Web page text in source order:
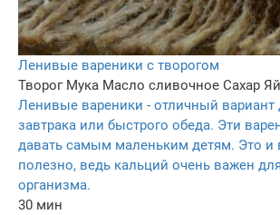
Ленивые вареники с творогом
Творог Мука Масло сливочное Сахар
Ленивые вареники - отличный вариант
завтрака или быстрого обеда. Эти
давать самым маленьким детям. Это и
полезно, ведь кальций очень важен
организма.
30 мин